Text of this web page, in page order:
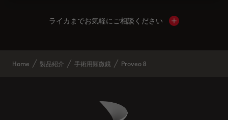
ライカまでお気軽にご相談ください Show local
Home 製品紹介 手術用顕微鏡 Proveo 8
Danaher Logo